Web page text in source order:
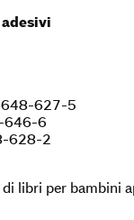
627-5
646-6
628-2
libri per bambini